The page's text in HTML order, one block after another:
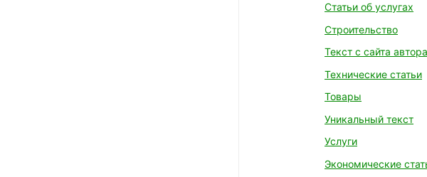
Статьи об услугах
Строительство
Текст с сайта автора
Технические статьи
Товары
Уникальный текст
Услуги
Экономические